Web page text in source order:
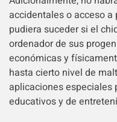
accidentales o acceso
pudiera suceder si el
ordenador de sus
económicas y
hasta cierto nivel de
aplicaciones especiales
educativos y de